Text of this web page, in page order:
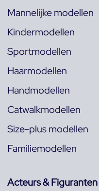
Mannelijke modellen
Kindermodellen
Sportmodellen
Haarmodellen
Handmodellen
Catwalkmodellen
Size-plus modellen
Familiemodellen
Acteurs & Figuranten